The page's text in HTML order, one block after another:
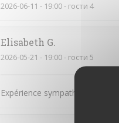
2026-06-11 - 19:00 - гости 4
Elisabeth G
2026-05-21 - 19:00 - гости 5
Expérience sympathique !